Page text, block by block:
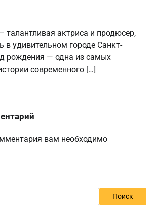
талантливая актриса и продюсер,
в удивительном городе Санкт-
рождения — одна из самых
современного […]
вам необходимо
Поиск